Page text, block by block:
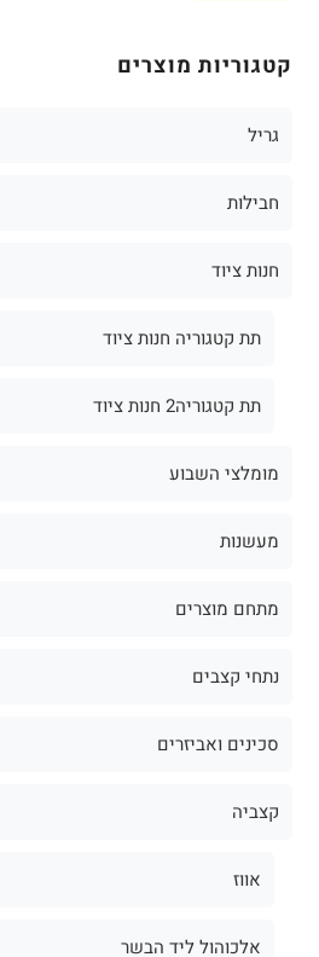
קטגוריות מוצרים
גריל
חבילות
חנות ציוד
תת קטגוריה חנות ציוד
תת קטגוריה2 חנות ציוד
מומלצי השבוע
מעשנות
מתחם מוצרים
נתחי קצבים
סכינים ואביזרים
קצביה
אווז
אלכוהול ליד הבשר